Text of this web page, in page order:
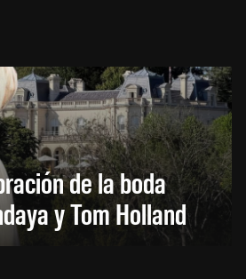
de la boda
y Tom Holland